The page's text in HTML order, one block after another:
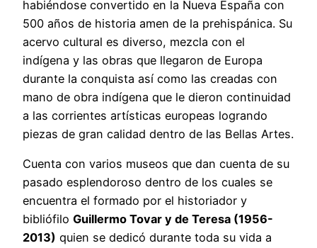
habiéndose convertido en la Nueva España con
500 años de historia amen de la prehispánica. Su
acervo cultural es diverso, mezcla con el
indígena y las obras que llegaron de Europa
durante la conquista así como las creadas con
mano de obra indígena que le dieron continuidad
a las corrientes artísticas europeas logrando
piezas de gran calidad dentro de las Bellas Artes.
Cuenta con varios museos que dan cuenta de su
pasado esplendoroso dentro de los cuales se
encuentra el formado por el historiador y
bibliófilo Guillermo Tovar y de Teresa (1956-
2013) quien se dedicó durante toda su vida a